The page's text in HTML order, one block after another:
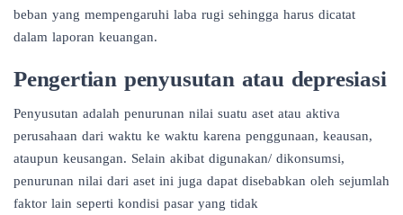
beban yang mempengaruhi laba rugi sehingga harus dicatat
dalam laporan keuangan.
Pengertian penyusutan atau depresiasi
Penyusutan adalah penurunan nilai suatu aset atau aktiva
perusahaan dari waktu ke waktu karena penggunaan, keausan,
ataupun keusangan. Selain akibat digunakan/ dikonsumsi,
penurunan nilai dari aset ini juga dapat disebabkan oleh sejumlah
faktor lain seperti kondisi pasar yang tidak